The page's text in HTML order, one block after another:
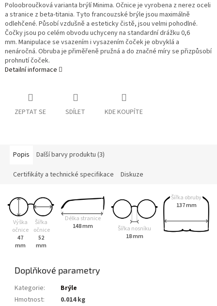
Poloobroučková varianta brýlí Minima. Očnice je vyrobena z nerez oceli
a stranice z beta-titania. Tyto francouzské brýle jsou maximálně
odlehčené. Působí vzdušně a esteticky čistě, jsou velmi pohodlné.
Čočky jsou po celém obvodu uchyceny na standardní drážku 0,6
mm. Manipulace se vsazením i vysazením čoček je obvyklá a
nenáročná. Obruba je přiměřeně pružná a do značné míry se přizpůsobí
prohnutí čoček.
Detailní informace
ZEPTAT SE SDÍLET KDE KOUPÍTE
Popis Další barvy produktu (3)
Certifikáty a technické specifikace Diskuze
Výška
očnice
47
mm
Šířka
očnice
52
mm
Délka stranice
148 mm
Šířka nosníku
18 mm
Šířka obruby
137 mm
Doplňkové parametry
Kategorie:
Brýle
Hmotnost:
0.014 kg